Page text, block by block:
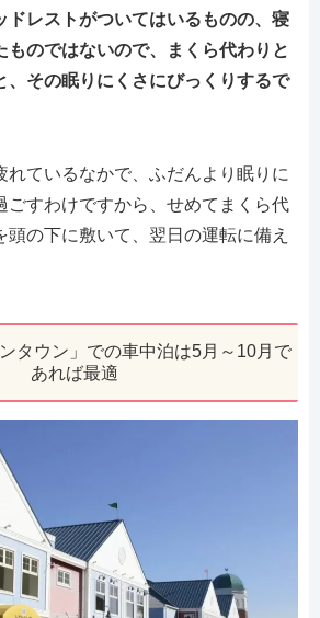
ドレストがついてはいるものの、寝
ものではないので、まくら代わりと
、その眠りにくさにびっくりするで
れているなかで、ふだんより眠りに
ごすわけですから、せめてまくら代
頭の下に敷いて、翌日の運転に備え
タウン」での車中泊は5月～10月で
あれば最適